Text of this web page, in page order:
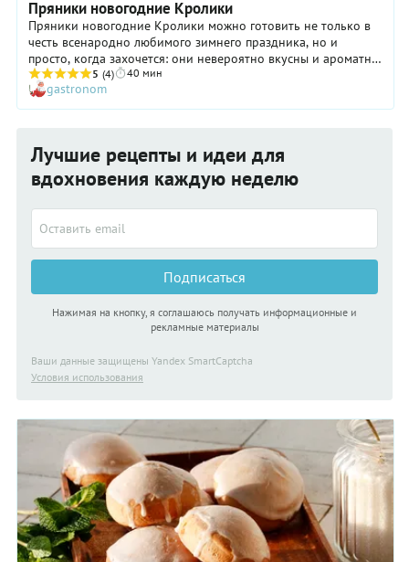
Пряники новогодние Кролики
Пряники новогодние Кролики можно готовить не только в
честь всенародно любимого зимнего праздника, но и
просто, когда захочется: они невероятно вкусны и ароматны.
Ну а их внешний вид полностью зависит от вашей фантазии!
Хотите — сделайте «кроликов» белыми и украсьте
кондитерскими «жемчужинками», хотите — распишите по
виде. Кстати, тесто в этом рецепте действительно получается
просто потрясающим: красивого шоколадного цвета, с
приятными карамельными нотами во вкусе. Вот увидите:
такие новогодние пряники понравятся всем!
5 (4) 40 мин
gastronom
Лучшие рецепты и идеи для
вдохновения каждую неделю
Подписаться
Нажимая на кнопку, я соглашаюсь получать информационные и
рекламные материалы
Ваши данные защищены Yandex SmartCaptcha
Условия использования